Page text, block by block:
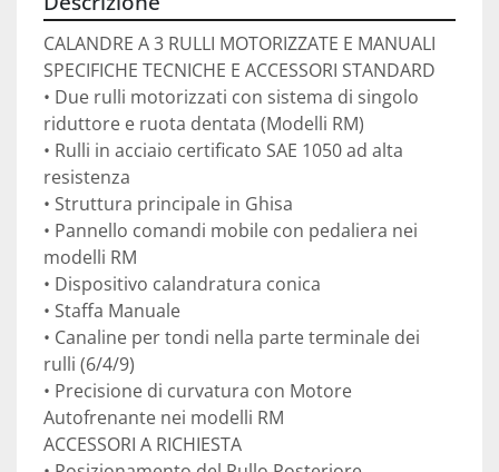
CALANDRE A 3 RULLI MOTORIZZATE E MANUALI
SPECIFICHE TECNICHE E ACCESSORI STANDARD
• Due rulli motorizzati con sistema di singolo
riduttore e ruota dentata (Modelli RM)
• Rulli in acciaio certificato SAE 1050 ad alta
resistenza
• Struttura principale in Ghisa
• Pannello comandi mobile con pedaliera nei
modelli RM
• Dispositivo calandratura conica
• Staffa Manuale
• Canaline per tondi nella parte terminale dei
rulli (6/4/9)
• Precisione di curvatura con Motore
Autofrenante nei modelli RM
ACCESSORI A RICHIESTA